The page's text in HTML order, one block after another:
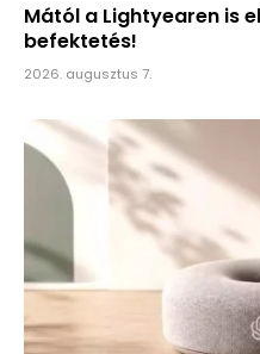
Mától a Lightyearen is
befektetés!
2026. augusztus 7.